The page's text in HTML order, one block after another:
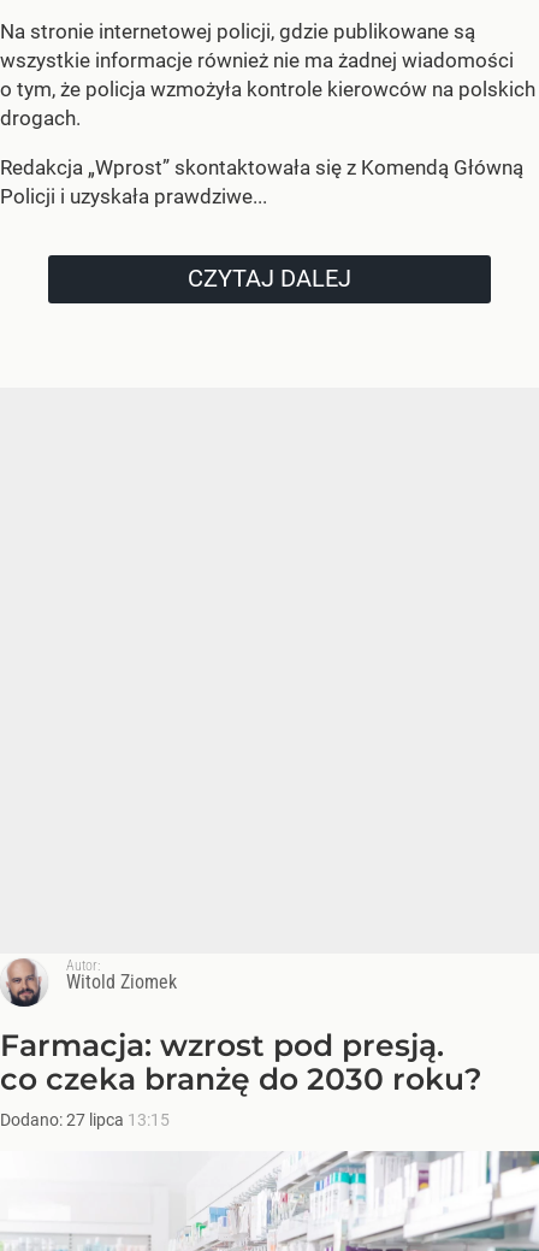
Na stronie internetowej policji, gdzie publikowane są
wszystkie informacje również nie ma żadnej wiadomości
o tym, że policja wzmożyła kontrole kierowców na polskich
drogach.
Redakcja „Wprost” skontaktowała się z Komendą Główną
Policji i uzyskała prawdziwe...
CZYTAJ DALEJ
Autor:
Witold Ziomek
Farmacja: wzrost pod presją.
co czeka branżę do 2030 roku?
Dodano:27 lipca 13:15